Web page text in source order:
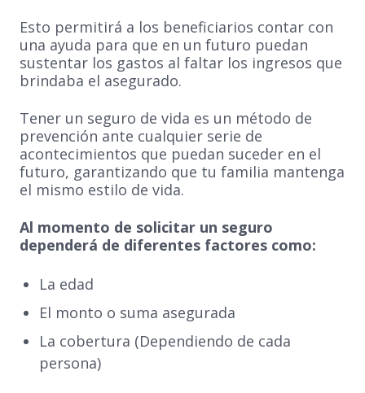
Esto permitirá a los beneficiarios contar con
una ayuda para que en un futuro puedan
sustentar los gastos al faltar los ingresos que
brindaba el asegurado.
Tener un seguro de vida es un método de
prevención ante cualquier serie de
acontecimientos que puedan suceder en el
futuro, garantizando que tu familia mantenga
el mismo estilo de vida.
Al momento de solicitar un seguro
dependerá de diferentes factores como:
La edad
El monto o suma asegurada
La cobertura (Dependiendo de cada
persona)